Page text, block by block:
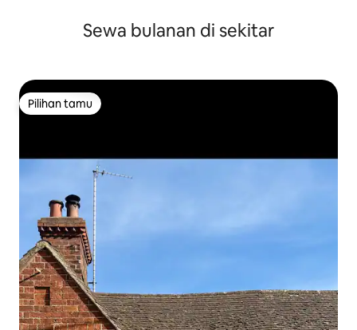
Sewa bulanan di sekitar
Pilihan tamu
Pilihan tamu